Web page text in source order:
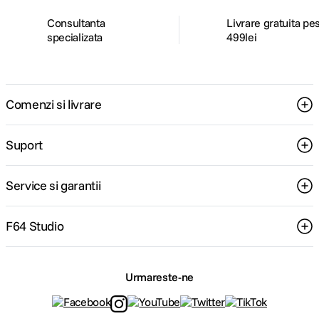
Consultanta
specializata
Livrare gratuita
499lei
Comenzi si livrare
Suport
Service si garantii
F64 Studio
Urmareste-ne